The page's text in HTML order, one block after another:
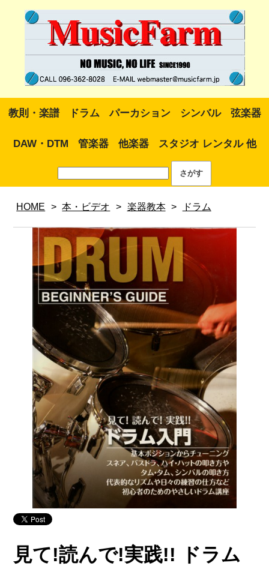
教則・楽譜 ドラム パーカション シンバル 弦楽器
DAW・DTM 管楽器 他楽器 スタジオ レンタル 他
HOME > 本・ビデオ > 楽器教本 > ドラム
見て!読んで!実践!! ドラム